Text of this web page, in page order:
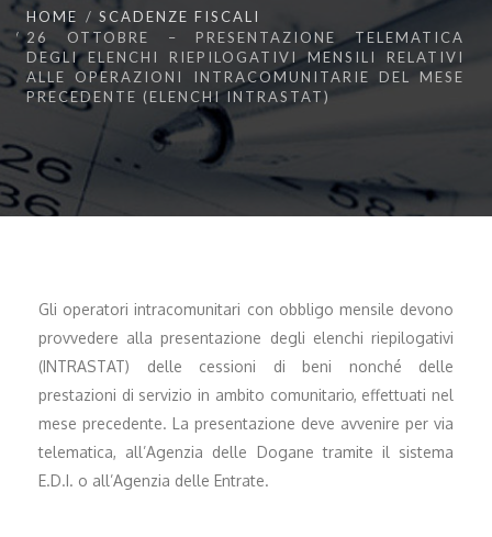
HOME
SCADENZE FISCALI
26 OTTOBRE – PRESENTAZIONE TELEMATICA
DEGLI ELENCHI RIEPILOGATIVI MENSILI RELATIVI
ALLE OPERAZIONI INTRACOMUNITARIE DEL MESE
PRECEDENTE (ELENCHI INTRASTAT)
Gli operatori intracomunitari con obbligo mensile devono
provvedere alla presentazione degli elenchi riepilogativi
(INTRASTAT) delle cessioni di beni nonché delle
prestazioni di servizio in ambito comunitario, effettuati nel
mese precedente. La presentazione deve avvenire per via
telematica, all’Agenzia delle Dogane tramite il sistema
E.D.I. o all’Agenzia delle Entrate.